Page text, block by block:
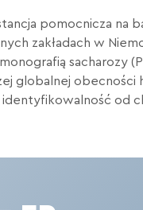
pomocnicza
zakładach w
sacharozy
globalnej
identyfikowalność od